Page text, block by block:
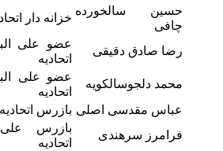
حسین سالخورده
چافی
خزانه دار
رضا صادق دقیقی
عضو علی
اتحادیه
محمد دلجوسالکویه
عضو علی
اتحادیه
عباس مقدسی اصلی بازرس اتحادیه
فرامرز سرهندی
بازرس
اتحادیه